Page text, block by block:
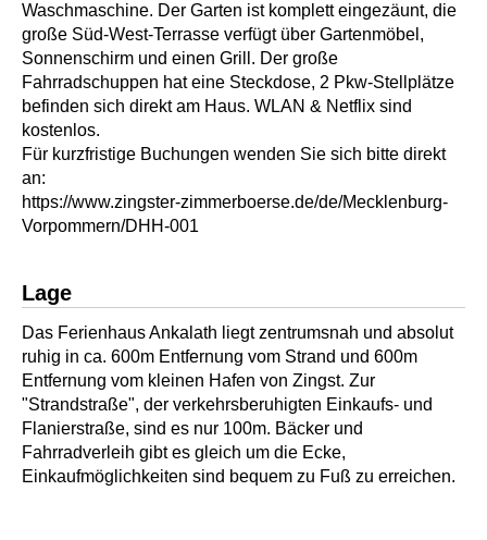
Waschmaschine. Der Garten ist komplett eingezäunt, die
große Süd-West-Terrasse verfügt über Gartenmöbel,
Sonnenschirm und einen Grill. Der große
Fahrradschuppen hat eine Steckdose, 2 Pkw-Stellplätze
befinden sich direkt am Haus. WLAN & Netflix sind
kostenlos.
Für kurzfristige Buchungen wenden Sie sich bitte direkt
an:
https://www.zingster-zimmerboerse.de/de/Mecklenburg-
Vorpommern/DHH-001
Lage
Das Ferienhaus Ankalath liegt zentrumsnah und absolut
ruhig in ca. 600m Entfernung vom Strand und 600m
Entfernung vom kleinen Hafen von Zingst. Zur
"Strandstraße", der verkehrsberuhigten Einkaufs- und
Flanierstraße, sind es nur 100m. Bäcker und
Fahrradverleih gibt es gleich um die Ecke,
Einkaufmöglichkeiten sind bequem zu Fuß zu erreichen.